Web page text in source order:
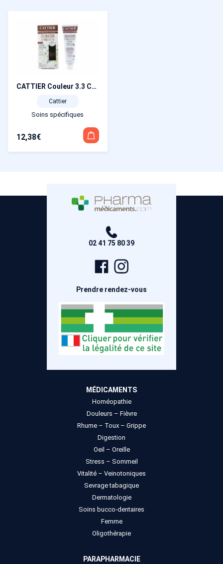
CATTIER Couleur 3.3 Châtain Foncé Doré 120 ml
Cattier
Soins spécifiques
12,38€
02 41 75 80 39
Page
Facebook
Prendre rendez-vous
MÉDICAMENTS
Homéopathie
Douleurs – Fièvre
Rhume – Toux – Grippe
Digestion
Oeil – Oreille
Stress – Sommeil
Vitalité – Veinotoniques
Sevrage tabagique
Dermatologie
Soins bucco-dentaires
Femme
Oligothérapie
PARAPHARMACIE